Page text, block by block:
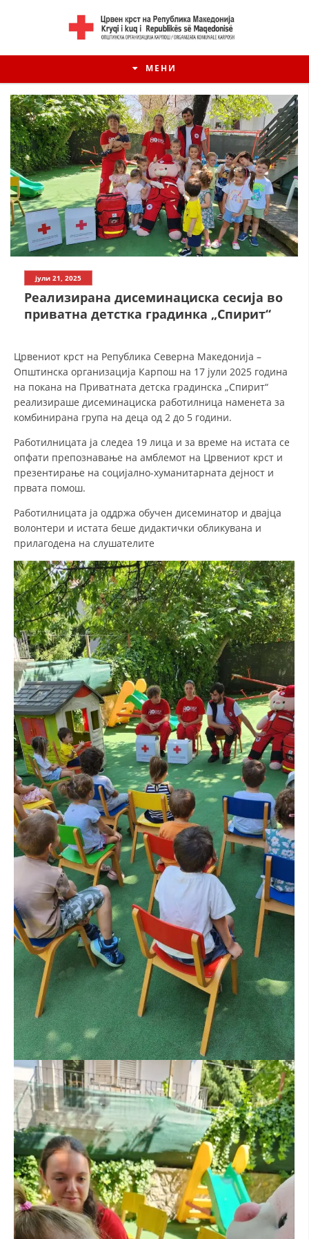
МЕНИ
СТРАТЕГИИ
БРОШУРИ
ПОСТЕРИ
јули 21, 2025
Реализирана дисеминациска сесија во
приватна детстка градинка „Спирит“
Црвениот крст на Република Северна Македонија –
Општинска организација Карпош на 17 јули 2025 година
на покана на Приватната детска градинска „Спирит“
реализираше дисеминациска работилница наменета за
комбинирана група на деца од 2 до 5 години.
Работилницата ја следеа 19 лица и за време на истата се
опфати препознавање на амблемот на Црвениот крст и
презентирање на социјално-хуманитарната дејност и
првата помош.
Работилницата ја оддржа обучен дисеминатор и двајца
волонтери и истата беше дидактички обликувана и
прилагодена на слушателите